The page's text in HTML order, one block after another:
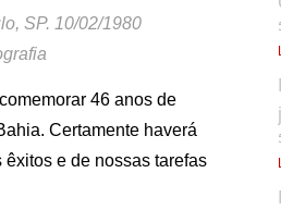
SP. 10/02/1980
46 anos de
Certamente haverá
e de nossas tarefas